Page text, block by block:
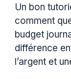
Un bon
comment
budget
différence
l’argent et